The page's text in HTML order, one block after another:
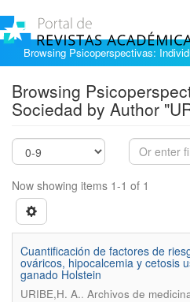
Browsing Psicoperspectivas:
Browsing
Sociedad by Author
Now showing items 1-1 of 1
Cuantificación de factores de
ováricos, hipocalcemia y cetosis
ganado Holstein
URIBE,H. A.. Archivos de